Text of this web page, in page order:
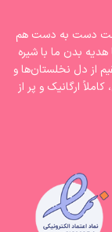
دست به دست هم
بدن ما با شیره‌
از دل نخلستان‌ها و
ارگانیک و پر از